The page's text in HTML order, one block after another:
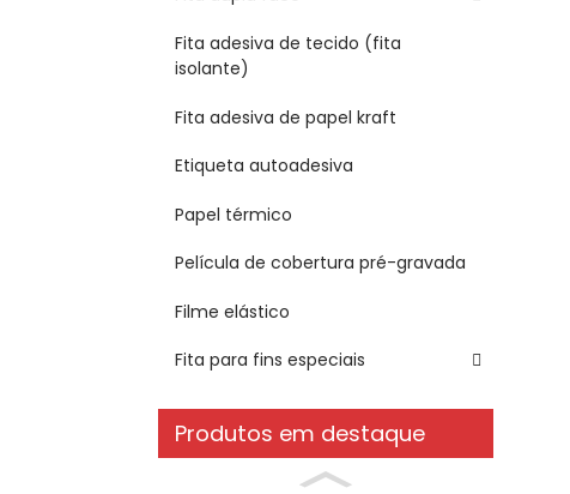
Fita adesiva de tecido (fita
isolante)
Fita adesiva de papel kraft
Etiqueta autoadesiva
Papel térmico
Película de cobertura pré-gravada
Filme elástico
Fita para fins especiais
Produtos em destaque